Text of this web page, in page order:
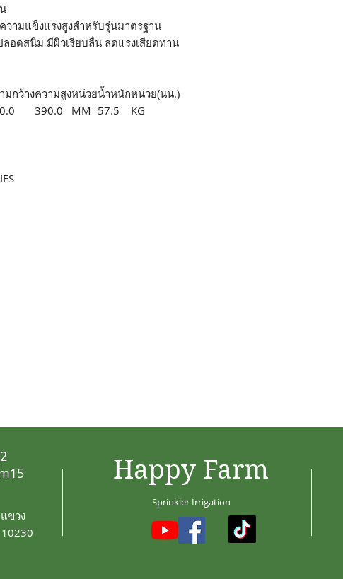
ามแข็งแรงสูงสำหรับรุ่นมาตรฐาน
ลอดสนิม มีผิวเรียบลื่น ลดแรงเสียดทาน
มกว้างความสูงหน่วยน้ำหนักหน่วย(นน.)
390.0 MM 57.5 KG
ขวง
Happy Farm
Sprinkler Irrigation